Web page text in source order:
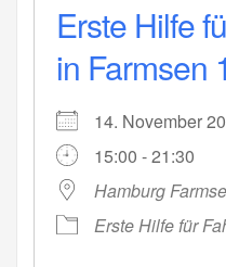
Erste Hilfe
in Farmsen
14. November
15:00 - 21:30
Hamburg
Erste Hilfe für